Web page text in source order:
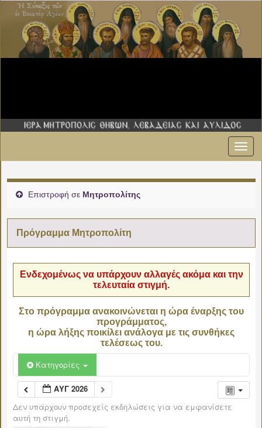
Επιστροφή σε Μητροπολίτης
Πρόγραμμα Μητροπολίτη
Ενδεχομένως να υπάρχουν αλλαγές ακόμα και την
τελευταία στιγμή.
Στο πρόγραμμα ανακοινώνεται η ώρα έναρξης του
προγράμματος,
η ώρα λήξης ποικίλει ανάλογα με τις συνθήκες
τελέσεως του.
Κατηγορίες
ΑΥΓ 2026
Δεν υπάρχουν προσεχείς εκδηλώσεις για να εμφανίσετε
αυτή τη στιγμή.